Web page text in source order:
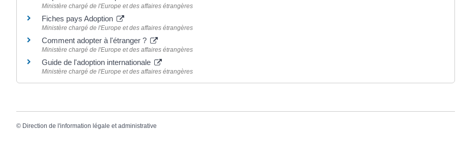
Ministère chargé de l'Europe et des affaires étrangères
Fiches pays Adoption
Ministère chargé de l'Europe et des affaires étrangères
Comment adopter à l'étranger ?
Ministère chargé de l'Europe et des affaires étrangères
Guide de l'adoption internationale
Ministère chargé de l'Europe et des affaires étrangères
© Direction de l'information légale et administrative